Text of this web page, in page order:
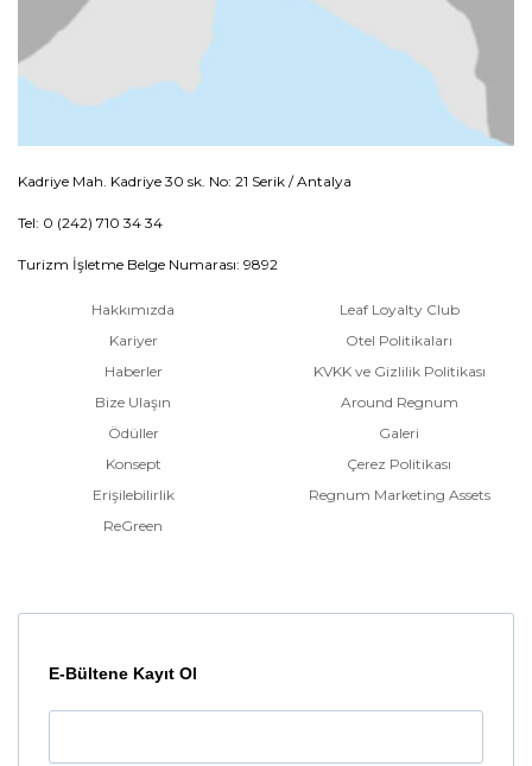
Kadriye Mah. Kadriye 30 sk. No: 21 Serik / Antalya
Tel: 0 (242) 710 34 34
Turizm İşletme Belge Numarası: 9892
Hakkımızda
Kariyer
Haberler
Bize Ulaşın
Ödüller
Konsept
Erişilebilirlik
ReGreen
Leaf Loyalty Club
Otel Politikaları
KVKK ve Gizlilik Politikası
Around Regnum
Galeri
Çerez Politikası
Regnum Marketing Assets
E-Bültene Kayıt Ol